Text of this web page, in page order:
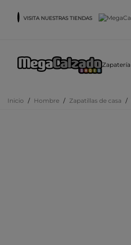
VISITA NUESTRAS TIENDAS
Inicio / Hombre / Zapatillas de casa /